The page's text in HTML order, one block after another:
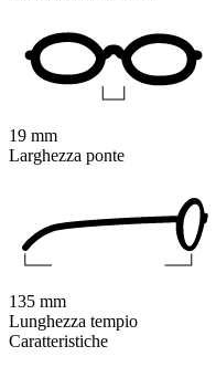
Caratteristiche
19 mm
Larghezza ponte
135 mm
Lunghezza tempio